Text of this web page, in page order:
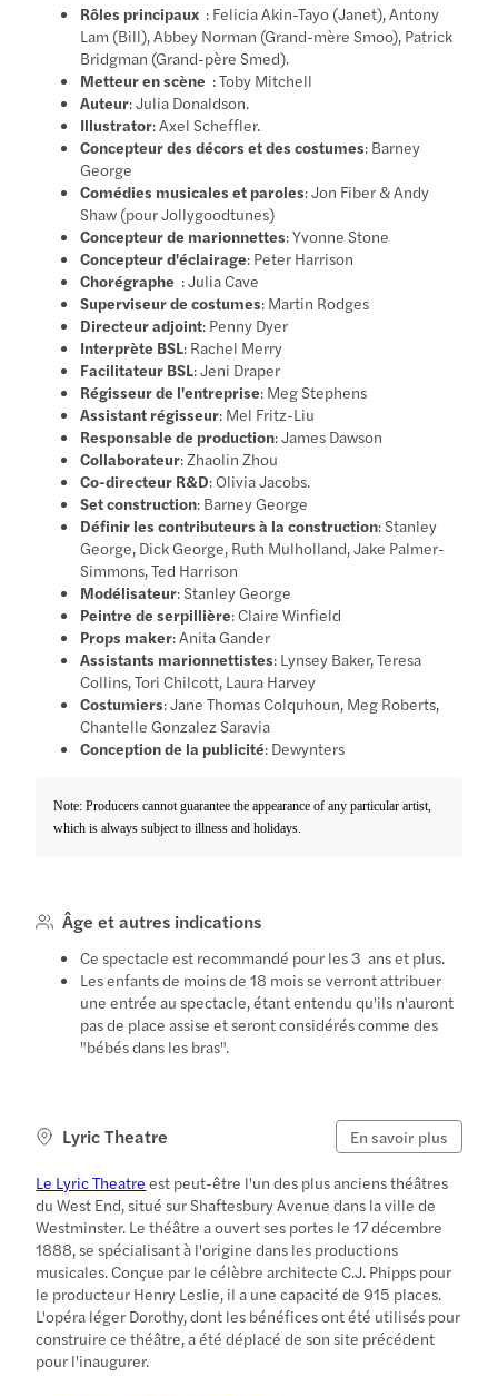
Rôles principaux : Felicia Akin-Tayo (Janet), Antony
Lam (Bill), Abbey Norman (Grand-mère Smoo), Patrick
Bridgman (Grand-père Smed).
Metteur en scène : Toby Mitchell
Auteur: Julia Donaldson.
Illustrator: Axel Scheffler.
Concepteur des décors et des costumes: Barney
George
Comédies musicales et paroles: Jon Fiber & Andy
Shaw (pour Jollygoodtunes)
Concepteur de marionnettes: Yvonne Stone
Concepteur d'éclairage: Peter Harrison
Chorégraphe : Julia Cave
Superviseur de costumes: Martin Rodges
Directeur adjoint: Penny Dyer
Interprète BSL: Rachel Merry
Facilitateur BSL: Jeni Draper
Régisseur de l'entreprise: Meg Stephens
Assistant régisseur: Mel Fritz-Liu
Responsable de production: James Dawson
Collaborateur: Zhaolin Zhou
Co-directeur R&D: Olivia Jacobs.
Set construction: Barney George
Définir les contributeurs à la construction: Stanley
George, Dick George, Ruth Mulholland, Jake Palmer-
Simmons, Ted Harrison
Modélisateur: Stanley George
Peintre de serpillière: Claire Winfield
Props maker: Anita Gander
Assistants marionnettistes: Lynsey Baker, Teresa
Collins, Tori Chilcott, Laura Harvey
Costumiers: Jane Thomas Colquhoun, Meg Roberts,
Chantelle Gonzalez Saravia
Conception de la publicité: Dewynters
Note: Producers cannot guarantee the appearance of any particular artist,
which is always subject to illness and holidays.
Âge et autres indications
Ce spectacle est recommandé pour les 3 ans et plus.
Les enfants de moins de 18 mois se verront attribuer
une entrée au spectacle, étant entendu qu'ils n'auront
pas de place assise et seront considérés comme des
"bébés dans les bras".
Lyric Theatre En savoir plus
Le Lyric Theatre est peut-être l'un des plus anciens théâtres
du West End, situé sur Shaftesbury Avenue dans la ville de
Westminster. Le théâtre a ouvert ses portes le 17 décembre
1888, se spécialisant à l'origine dans les productions
musicales. Conçue par le célèbre architecte C.J. Phipps pour
le producteur Henry Leslie, il a une capacité de 915 places.
L'opéra léger Dorothy, dont les bénéfices ont été utilisés pour
construire ce théâtre, a été déplacé de son site précédent
pour l'inaugurer.